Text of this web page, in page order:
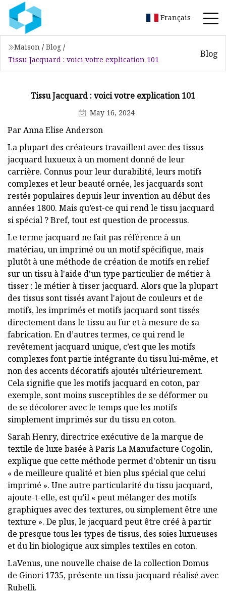
Français
Maison / Blog /
Tissu Jacquard : voici votre explication 101
Blog
Tissu Jacquard : voici votre explication 101
May 16, 2024
Par Anna Elise Anderson
La plupart des créateurs travaillent avec des tissus
jacquard luxueux à un moment donné de leur
carrière. Connus pour leur durabilité, leurs motifs
complexes et leur beauté ornée, les jacquards sont
restés populaires depuis leur invention au début des
années 1800. Mais qu’est-ce qui rend le tissu jacquard
si spécial ? Bref, tout est question de processus.
Le terme jacquard ne fait pas référence à un
matériau, un imprimé ou un motif spécifique, mais
plutôt à une méthode de création de motifs en relief
sur un tissu à l'aide d'un type particulier de métier à
tisser : le métier à tisser jacquard. Alors que la plupart
des tissus sont tissés avant l'ajout de couleurs et de
motifs, les imprimés et motifs jacquard sont tissés
directement dans le tissu au fur et à mesure de sa
fabrication. En d’autres termes, ce qui rend le
revêtement jacquard unique, c’est que les motifs
complexes font partie intégrante du tissu lui-même, et
non des accents décoratifs ajoutés ultérieurement.
Cela signifie que les motifs jacquard en coton, par
exemple, sont moins susceptibles de se déformer ou
de se décolorer avec le temps que les motifs
simplement imprimés sur du tissu en coton.
Sarah Henry, directrice exécutive de la marque de
textile de luxe basée à Paris La Manufacture Cogolin,
explique que cette méthode permet d'obtenir un tissu
« de meilleure qualité et bien plus spécial que celui
imprimé ». Une autre particularité du tissu jacquard,
ajoute-t-elle, est qu’il « peut mélanger des motifs
graphiques avec des textures, ou simplement être une
texture ». De plus, le jacquard peut être créé à partir
de presque tous les types de tissus, des soies luxueuses
et du lin biologique aux simples textiles en coton.
LaVenus, une nouvelle chaise de la collection Domus
de Ginori 1735, présente un tissu jacquard réalisé avec
Rubelli.